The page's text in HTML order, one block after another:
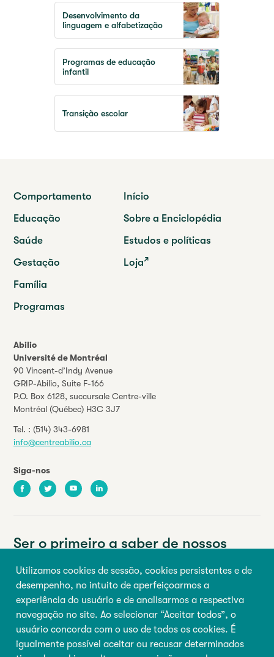
Utilizamos cookies de sessão, cookies persistentes e de
desempenho, no intuito de aperfeiçoarmos a
experiência do usuário e de analisarmos a respectiva
navegação no site. Ao selecionar “Aceitar todos”, o
usuário concorda com o uso de todos os cookies. É
igualmente possível aceitar ou recusar determinados
Desenvolvimento da
linguagem e alfabetização
Programas de educação
infantil
Transição escolar
Abilio
Université de Montréal
90 Vincent-d’Indy Avenue
GRIP-Abilio, Suite F-166
P.O. Box 6128, succursale Centre-ville
Montréal (Québec) H3C 3J7
Tel. : (514) 343-6981
info@centreabilio.ca
Siga-nos
FacebookTwitter YoutubeLinkedIn
Comportamento
Educação
Saúde
Gestação
Família
Programas
Início
Sobre a Enciclopédia
Estudos e políticas
Loja
Ser o primeiro a saber de nossos
Seu endereço de e-mail
Primeiro nome Último nome